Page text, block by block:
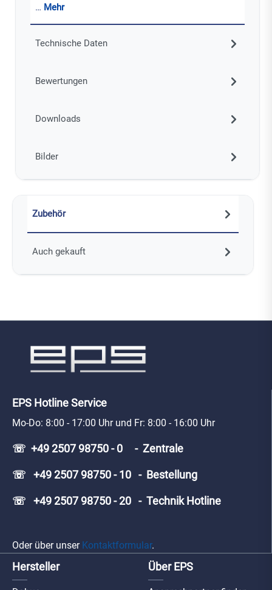
… Mehr
Technische Daten
Bewertungen
Downloads
Bilder
Zubehör
Auch gekauft
EPS Hotline Service
Mo-Do: 8:00 - 17:00 Uhr und Fr: 8:00 - 16:00 Uhr
☏ +49 2507 98750 - 0 - Zentrale
☏ +49 2507 98750 - 10 - Bestellung
☏ +49 2507 98750 - 20 - Technik Hotline
Oder über unser Kontaktformular.
Hersteller Über EPS